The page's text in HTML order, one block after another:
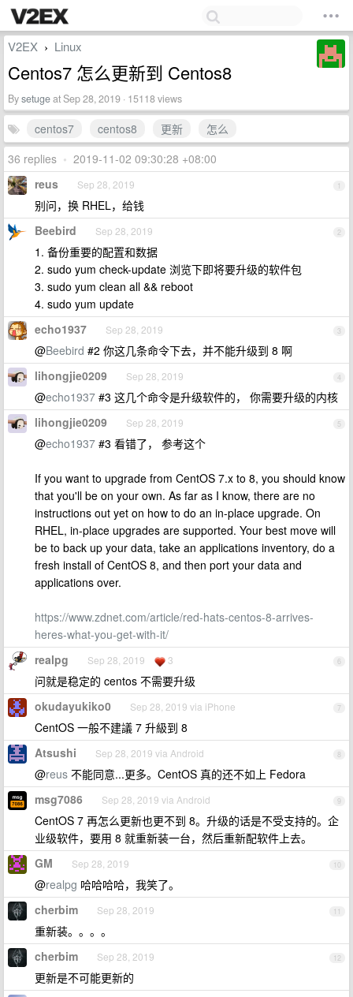
V2EX › Linux
Centos7 怎么更新到 Centos8
Bysetugeat Sep 28, 2019 · 15118 views
centos7 centos8 更新
怎么
36 replies • 2019-11-02 09:30:28 +08:00
1
reus Sep 28, 2019
别问，换 RHEL，给钱
2
Beebird Sep 28, 2019
1. 备份重要的配置和数据
2. sudo yum check-update 浏览下即将要升级的软件包
3. sudo yum clean all && reboot
4. sudo yum update
3
echo1937 Sep 28, 2019
@Beebird #2 你这几条命令下去，并不能升级到 8 啊
4
lihongjie0209 Sep 28, 2019
@echo1937 #3 这几个命令是升级软件的， 你需要升级的内核
5
lihongjie0209 Sep 28, 2019
@echo1937 #3 看错了， 参考这个
If you want to upgrade from CentOS 7.x to 8, you should know
that you'll be on your own. As far as I know, there are no
instructions out yet on how to do an in-place upgrade. On
RHEL, in-place upgrades are supported. Your best move will
be to back up your data, take an applications inventory, do a
fresh install of CentOS 8, and then port your data and
applications over.
https://www.zdnet.com/article/red-hats-centos-8-arrives-
heres-what-you-get-with-it/
6
realpg Sep 28, 2019 3
问就是稳定的 centos 不需要升级
7
okudayukiko0 Sep 28, 2019 via iPhone
CentOS 一般不建議 7 升級到 8
8
Atsushi Sep 28, 2019 via Android
@reus 不能同意...更多。CentOS 真的还不如上 Fedora
9
msg7086 Sep 28, 2019 via Android
CentOS 7 再怎么更新也更不到 8。升级的话是不受支持的。企
业级软件，要用 8 就重新装一台，然后重新配软件上去。
10
GM Sep 28, 2019
@realpg 哈哈哈哈，我笑了。
11
cherbim Sep 28, 2019
重新装。。。。
12
cherbim Sep 28, 2019
更新是不可能更新的